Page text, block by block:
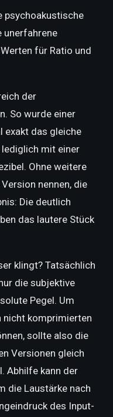
psychoakustische
unerfahrene
für Ratio und
der
So wurde einer
exakt das gleiche
mit einer
Ohne weitere
nennen, die
Die deutlich
das lautere Stück
klingt? Tatsächlich
die subjektive
Pegel. Um
nicht komprimierten
sollte also die
Versionen gleich
Abhilfe kann der
die Laustärke nach
des Input-